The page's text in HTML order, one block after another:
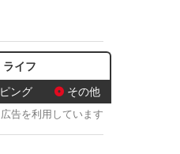
ング その他
ライフ
告を利用しています